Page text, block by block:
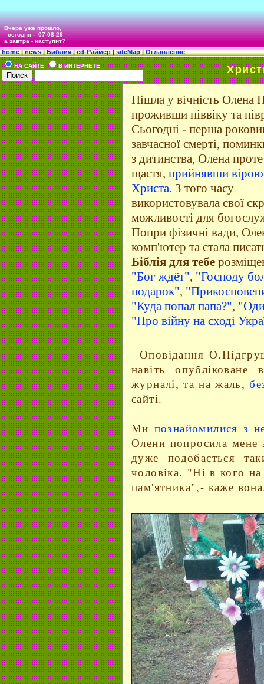
Вчера уже прошло,
сегодня -07-08-26
а завтра - наступит?
home|news|Библия|cd-Раймер|siteMap|Оглавление
НА САЙТЕ В ИНТЕРНЕТЕ
Пішла у вічність Олена
проживши піввіку та
Сьогодні - перша
завчасної смерті,
з дитинства, Олена
щастя, прийнявши вірою
Христа. З того часу
використовувала свої
можливості для
Попри фізичні вади,
комп'ютер та стала
Біблія для тебе
"Бог ждёт", "Господу
подарок",
"Куда попал папа?",
"Про війну на сході
Оповідання
навіть опубліковане
журналі, та на жаль,
сайті.
Ми познайомилися з
Олени попросила мене
дуже подобається
чоловіка. "Ні в кого
пам'ятника",- каже